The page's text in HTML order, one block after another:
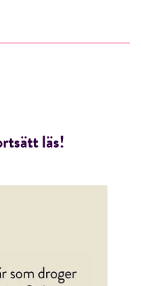
läs!